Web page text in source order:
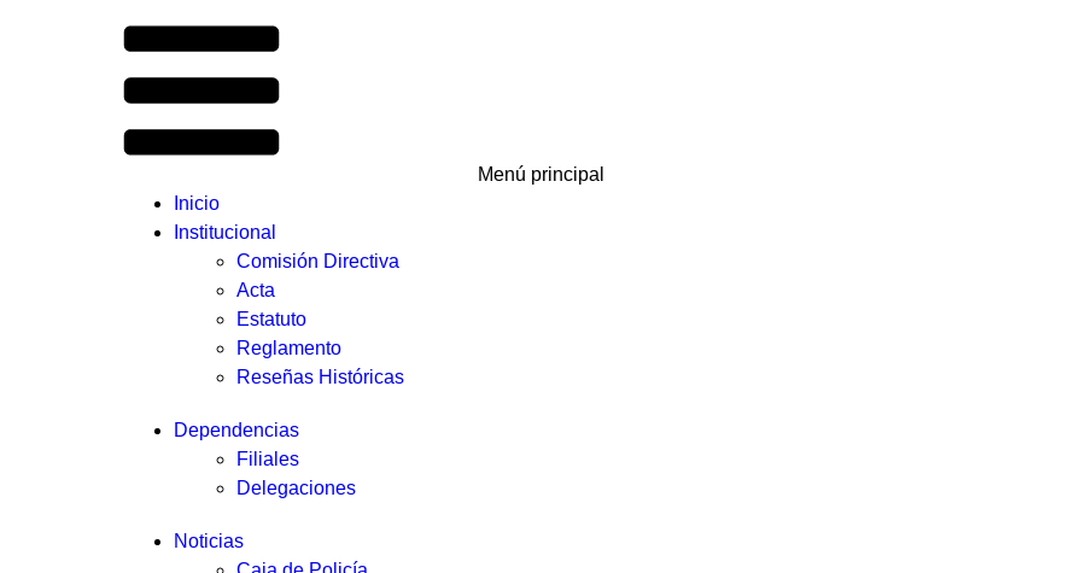
Menú principal
Inicio
Institucional
Comisión Directiva
Acta
Estatuto
Reglamento
Reseñas Históricas
Dependencias
Filiales
Delegaciones
Noticias